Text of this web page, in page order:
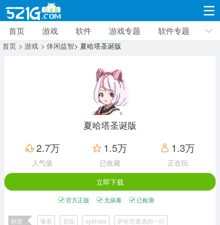
游戏 软件 游戏专题 软件专题 新闻资讯
8691款应用
动作闯关
12960款应用
赛车竞速
3628款应用
卡牌对战
2051款应用
体育运动
1277款应用
手游辅助
1958款应用
二次元
模拟经营
首页 游戏 软件 游戏专题 软件专题
首页 > 游戏 > 休闲益智> 夏哈塔圣诞版
夏哈塔圣诞版
2.7万
人气值
1.5万
已收藏
1.3万
正在玩
立即下载
官方正版 无病毒 已检测
标签 像素 冒险 syahata
萨哈塔遭遇的一日